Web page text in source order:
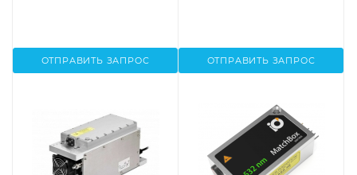
ОТПРАВИТЬ ЗАПРОС ОТПРАВИТЬ ЗАПРОС